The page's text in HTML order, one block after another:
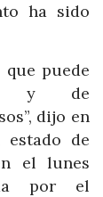
ha sido
puede
y de
dijo en
estado de
el lunes
por el